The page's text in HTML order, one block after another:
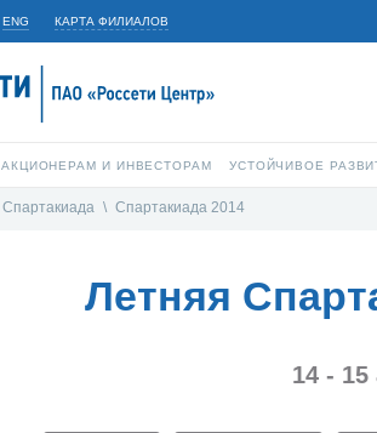
ENG КАРТА ФИЛИАЛОВ
АКЦИОНЕРАМ И ИНВЕСТОРАМ УСТОЙЧИВОЕ
Спартакиада \ Спартакиада 2014
Летняя
14 - 15